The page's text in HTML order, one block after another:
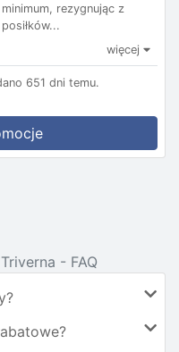
rezygnując z
więcej
651 dni temu.
- FAQ